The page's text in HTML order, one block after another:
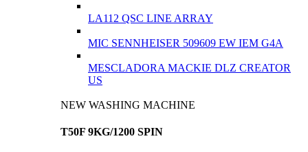
LA112 QSC LINE ARRAY
MIC SENNHEISER 509609 EW IEM G4A
MESCLADORA MACKIE DLZ CREATOR
US
NEW WASHING MACHINE
T50F 9KG/1200 SPIN